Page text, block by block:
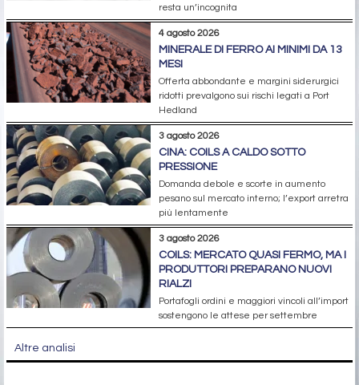
resta un’incognita
4 agosto 2026
MINERALE DI FERRO AI MINIMI DA 13
MESI
Offerta abbondante e margini siderurgici
ridotti prevalgono sui rischi legati a Port
Hedland
3 agosto 2026
CINA: COILS A CALDO SOTTO
PRESSIONE
Domanda debole e scorte in aumento
pesano sul mercato interno; l’export arretra
più lentamente
3 agosto 2026
COILS: MERCATO QUASI FERMO, MA I
PRODUTTORI PREPARANO NUOVI
RIALZI
Portafogli ordini e maggiori vincoli all’import
sostengono le attese per settembre
Altre analisi